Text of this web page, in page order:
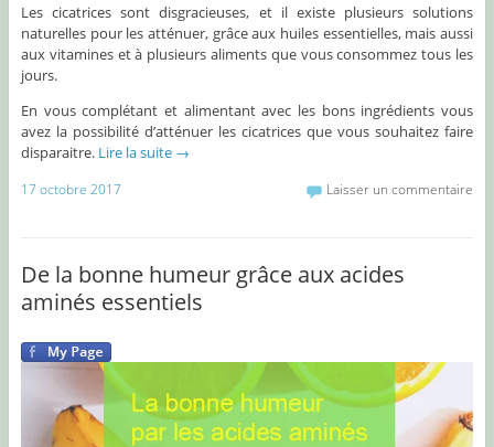
Les cicatrices sont disgracieuses, et il existe plusieurs solutions
naturelles pour les atténuer, grâce aux huiles essentielles, mais aussi
aux vitamines et à plusieurs aliments que vous consommez tous les
jours.
En vous complétant et alimentant avec les bons ingrédients vous
avez la possibilité d’atténuer les cicatrices que vous souhaitez faire
disparaitre. Lire la suite →
17 octobre 2017 Laisser un commentaire
De la bonne humeur grâce aux acides
aminés essentiels